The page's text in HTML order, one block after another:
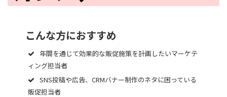
こんな方におすすめ
年間を通じて効果的な販促施策を計画したいマーケテ
ィング担当者
SNS投稿や広告、CRMバナー制作のネタに困っている
販促担当者